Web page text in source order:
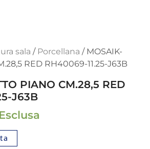
sala / Porcellana / MOSAIK-
RED RH40069-11.25-J63B
PIANO CM.28,5 RED
J63B